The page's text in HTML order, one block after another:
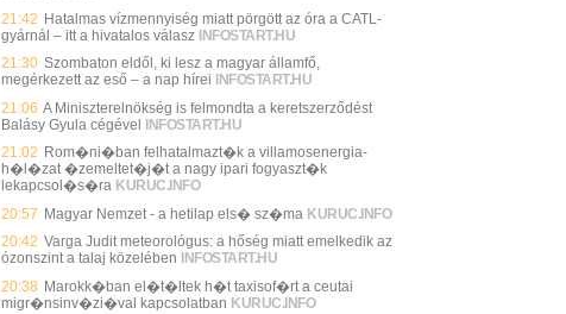
21:42 Hatalmas vízmennyiség miatt pörgött az óra a CATL-
gyárnál – itt a hivatalos válasz INFOSTART.HU
21:30 Szombaton eldől, ki lesz a magyar államfő,
megérkezett az eső – a nap hírei
INFOSTART.HU
21:06 A Miniszterelnökség is felmondta a keretszerződést
Balásy Gyula cégével INFOSTART.HU
21:02 Rom�ni�ban felhatalmazt�k a villamosenergia-
h�l�zat �zemeltet�j�t a nagy ipari fogyaszt�k
lekapcsol�s�ra KURUC.INFO
20:57 Magyar Nemzet - a hetilap els� sz�ma KURUC.INFO
20:42 Varga Judit meteorológus: a hőség miatt emelkedik az
ózonszint a talaj közelében
INFOSTART.HU
20:38 Marokk�ban el�t�ltek h�t taxisof�rt a ceutai
migr�nsinv�zi�val kapcsolatban KURUC.INFO